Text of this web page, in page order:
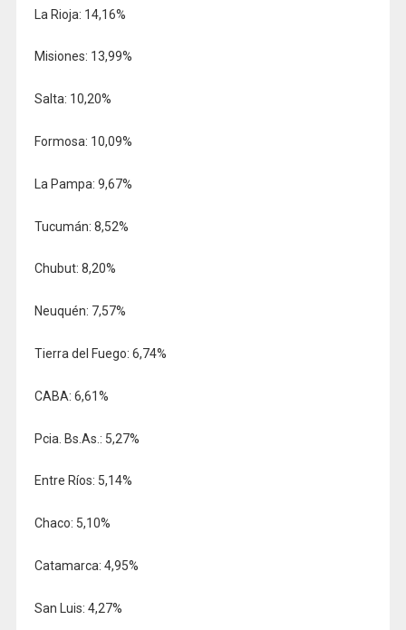
La Rioja: 14,16%
Misiones: 13,99%
Salta: 10,20%
Formosa: 10,09%
La Pampa: 9,67%
Tucumán: 8,52%
Chubut: 8,20%
Neuquén: 7,57%
Tierra del Fuego: 6,74%
CABA: 6,61%
Pcia. Bs.As.: 5,27%
Entre Ríos: 5,14%
Chaco: 5,10%
Catamarca: 4,95%
San Luis: 4,27%